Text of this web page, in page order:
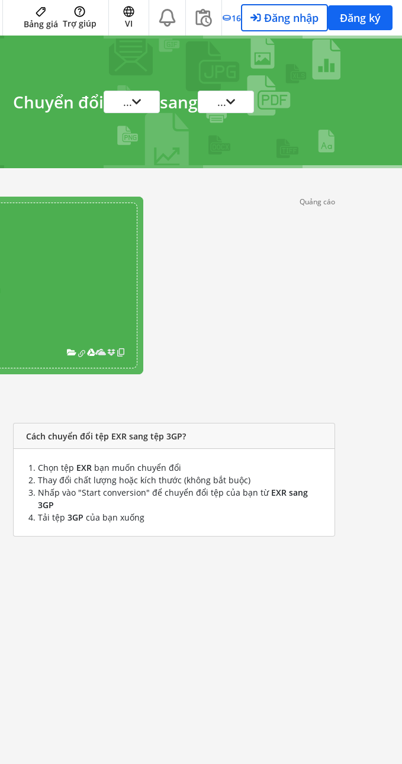
Bảng giá Trợ giúp VI 16 Đăng nhập Đăng ký
Chuyển đổi ... sang ...
Quảng cáo
Cách chuyển đổi tệp EXR sang tệp 3GP?
Chọn tệp EXR bạn muốn chuyển đổi
Thay đổi chất lượng hoặc kích thước (không bắt buộc)
Nhấp vào "Start conversion" để chuyển đổi tệp của bạn từ EXR sang
3GP
Tải tệp 3GP của bạn xuống